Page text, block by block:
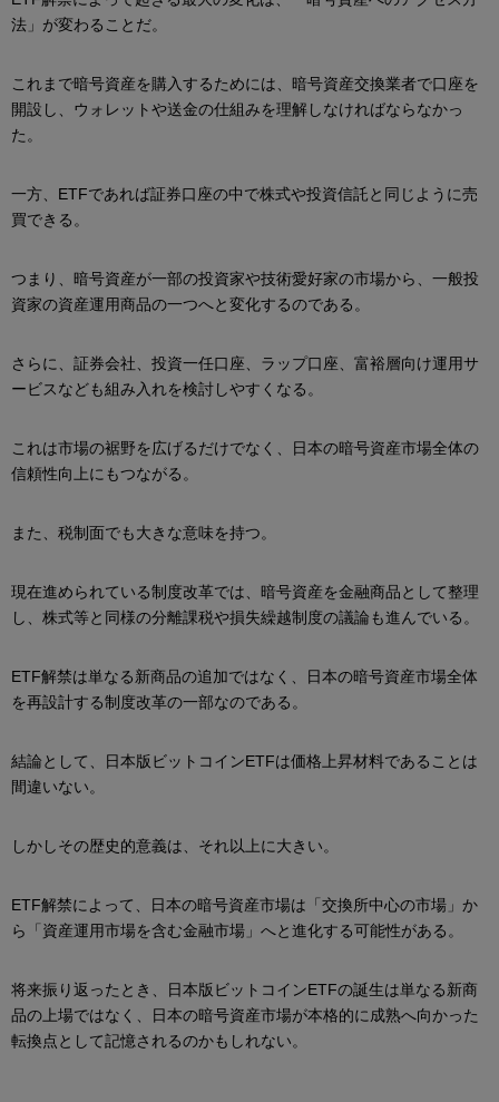
法」が変わることだ。
これまで暗号資産を購入するためには、暗号資産交換業者で口座を
開設し、ウォレットや送金の仕組みを理解しなければならなかっ
た。
一方、ETFであれば証券口座の中で株式や投資信託と同じように売
買できる。
つまり、暗号資産が一部の投資家や技術愛好家の市場から、一般投
資家の資産運用商品の一つへと変化するのである。
さらに、証券会社、投資一任口座、ラップ口座、富裕層向け運用サ
ービスなども組み入れを検討しやすくなる。
これは市場の裾野を広げるだけでなく、日本の暗号資産市場全体の
信頼性向上にもつながる。
また、税制面でも大きな意味を持つ。
現在進められている制度改革では、暗号資産を金融商品として整理
し、株式等と同様の分離課税や損失繰越制度の議論も進んでいる。
ETF解禁は単なる新商品の追加ではなく、日本の暗号資産市場全体
を再設計する制度改革の一部なのである。
結論として、日本版ビットコインETFは価格上昇材料であることは
間違いない。
しかしその歴史的意義は、それ以上に大きい。
ETF解禁によって、日本の暗号資産市場は「交換所中心の市場」か
ら「資産運用市場を含む金融市場」へと進化する可能性がある。
将来振り返ったとき、日本版ビットコインETFの誕生は単なる新商
品の上場ではなく、日本の暗号資産市場が本格的に成熟へ向かった
転換点として記憶されるのかもしれない。